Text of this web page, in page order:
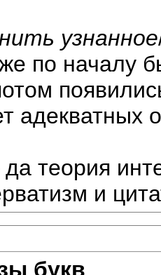
узнанное
по началу
адекватных
теория
и
букв